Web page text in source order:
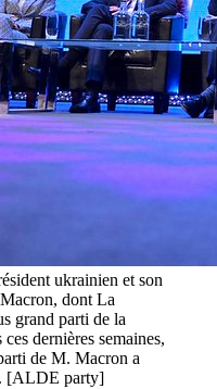
ukrainien et son
dont La
grand parti de la
dernières semaines,
de M. Macron a
[ALDE party]